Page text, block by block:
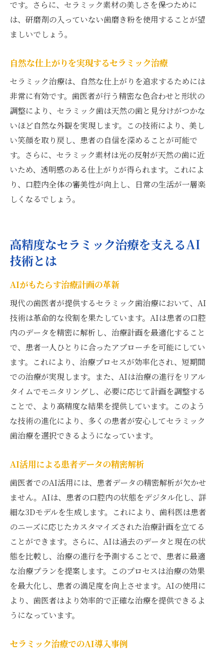
です。さらに、セラミック素材の美しさを保つために
は、研磨剤の入っていない歯磨き粉を使用することが望
ましいでしょう。
自然な仕上がりを実現するセラミック治療
セラミック治療は、自然な仕上がりを追求するためには
非常に有効です。歯医者が行う精密な色合わせと形状の
調整により、セラミック歯は天然の歯と見分けがつかな
いほど自然な外観を実現します。この技術により、美し
い笑顔を取り戻し、患者の自信を深めることが可能で
す。さらに、セラミック素材は光の反射が天然の歯に近
いため、透明感のある仕上がりが得られます。これによ
り、口腔内全体の審美性が向上し、日常の生活が一層楽
しくなるでしょう。
高精度なセラミック治療を支えるAI
技術とは
AIがもたらす治療計画の革新
現代の歯医者が提供するセラミック歯治療において、AI
技術は革命的な役割を果たしています。AIは患者の口腔
内のデータを精密に解析し、治療計画を最適化すること
で、患者一人ひとりに合ったアプローチを可能にしてい
ます。これにより、治療プロセスが効率化され、短期間
での治療が実現します。また、AIは治療の進行をリアル
タイムでモニタリングし、必要に応じて計画を調整する
ことで、より高精度な結果を提供しています。このよう
な技術の進化により、多くの患者が安心してセラミック
歯治療を選択できるようになっています。
AI活用による患者データの精密解析
歯医者でのAI活用には、患者データの精密解析が欠かせ
ません。AIは、患者の口腔内の状態をデジタル化し、詳
細な3Dモデルを生成します。これにより、歯科医は患者
のニーズに応じたカスタマイズされた治療計画を立てる
ことができます。さらに、AIは過去のデータと現在の状
態を比較し、治療の進行を予測することで、患者に最適
な治療プランを提案します。このプロセスは治療の効果
を最大化し、患者の満足度を向上させます。AIの使用に
より、歯医者はより効率的で正確な治療を提供できるよ
うになっています。
セラミック治療でのAI導入事例